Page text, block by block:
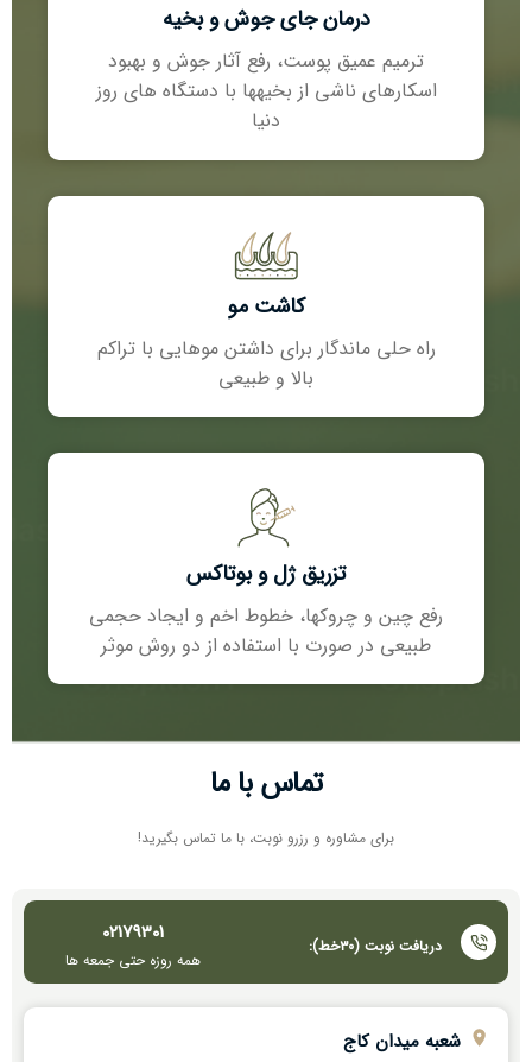
درمان جای جوش و بخیه
ترمیم عمیق پوست، رفع آثار جوش و بھبود
اسکارھای ناشی از بخیھھا با دستگاه ھای روز
دنیا
کاشت مو
راه حلی ماندگار برای داشتن موھایی با تراکم
بالا و طبیعی
تزریق ژل و بوتاکس
رفع چین و چروکھا، خطوط اخم و ایجاد حجمی
طبیعی در صورت با استفاده از دو روش موثر
تماس با ما
برای مشاوره و رزرو نوبت، با ما تماس بگیرید!
دریافت نوبت (٣٠خط): 02179301
ھمه روزه حتی جمعه ھا
شعبه میدان کاج